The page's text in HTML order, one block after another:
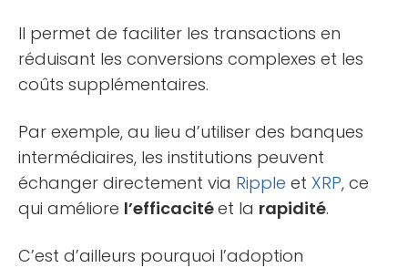
Il permet de faciliter les transactions en
réduisant les conversions complexes et les
coûts supplémentaires.
Par exemple, au lieu d’utiliser des banques
intermédiaires, les institutions peuvent
échanger directement via Ripple et XRP, ce
qui améliore l’efficacitéet la rapidité.
C’est d’ailleurs pourquoi l’adoption